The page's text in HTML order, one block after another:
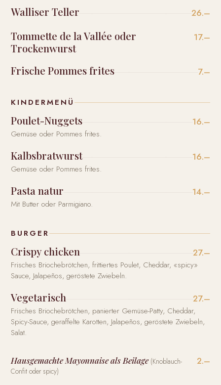
Walliser Teller 26.–
Tommette de la Vallée oder
Trockenwurst
17.–
Frische Pommes frites 7.–
KINDERMENÜ
Poulet-Nuggets 16.–
Gemüse oder Pommes frites.
Kalbsbratwurst 16.–
Gemüse oder Pommes frites.
Pasta natur 14.–
Mit Butter oder Parmigiano.
BURGER
Crispy chicken 27.–
Frisches Briochebrötchen, frittiertes Poulet, Cheddar, «spicy»
Sauce, Jalapeños, geröstete Zwiebeln.
Vegetarisch 27.–
Frisches Briochebrötchen, panierter Gemüse-Patty, Cheddar,
Spicy-Sauce, geraffelte Karotten, Jalapeños, geröstete Zwiebeln,
Salat.
Hausgemachte Mayonnaise als Beilage (Knoblauch-
Confit oder spicy)
2.–